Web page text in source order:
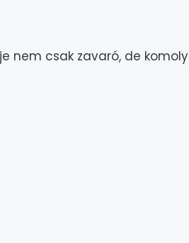
nem csak zavaró, de komoly